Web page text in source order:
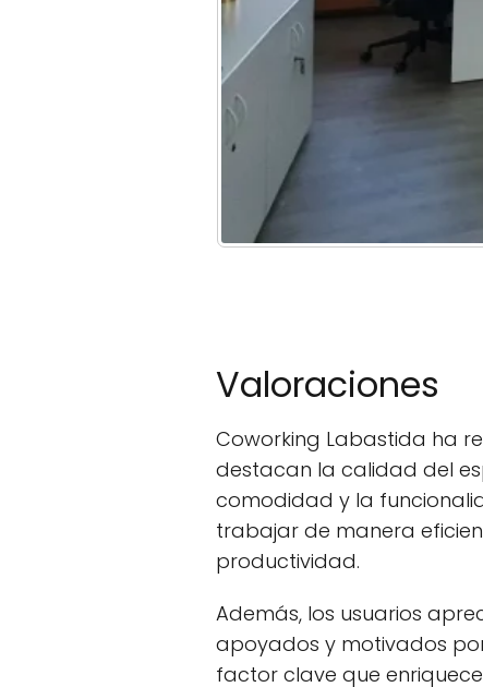
Valoraciones
Coworking Labastida ha
destacan la calidad del
comodidad y la
trabajar de manera
productividad.
Además, los usuarios
apoyados y motivados
factor clave que